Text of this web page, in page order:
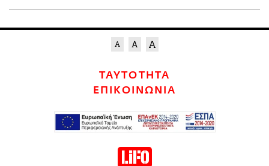
ΤΑΥΤΟΤΗΤΑ
ΕΠΙΚΟΙΝΩΝΙΑ